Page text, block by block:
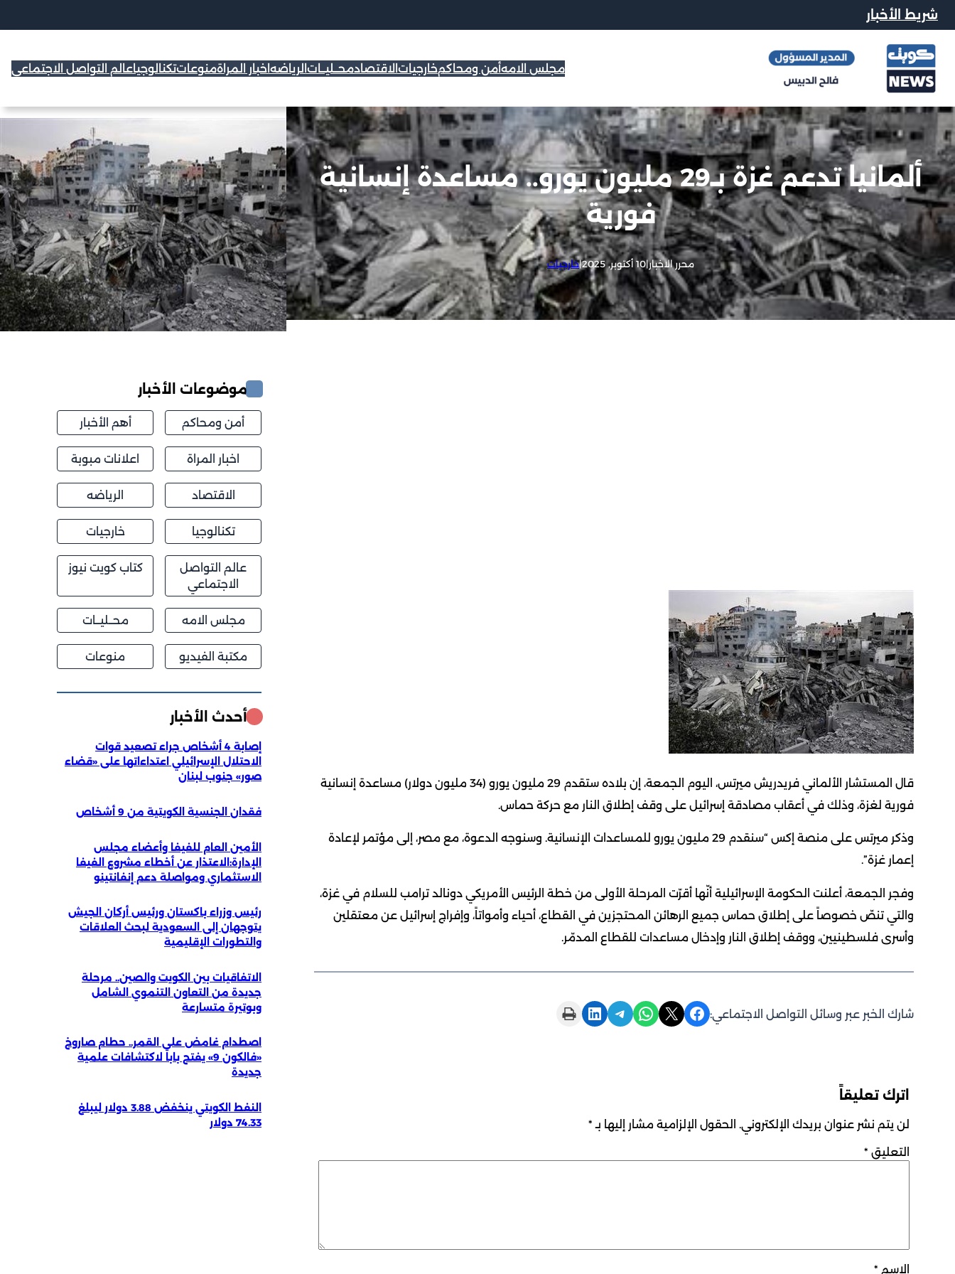
شريط الأخبار
مجلس الامهأمن ومحاكمخارجيات الاقتصادمحــليــات الرياضه اخبار المراةمنوعاتتكنالوجياعالم التواصل الاجتماعي
ألمانيا تدعم غزة بـ29 مليون يورو.. مساعدة إنسانية
فورية
محرر الاخبار|10 أكتوبر, 2025 |خارجيات
قال المستشار الألماني فريدريش ميرتس، اليوم الجمعة، إن بلاده ستقدم 29 مليون يورو (34 مليون دولار) مساعدة إنسانية
فورية لغزة، وذلك في أعقاب مصادقة إسرائيل على وقف إطلاق النار مع حركة حماس.
وذكر ميرتس على منصة إكس “سنقدم 29 مليون يورو للمساعدات الإنسانية. وسنوجه الدعوة، مع مصر، إلى مؤتمر لإعادة
إعمار غزة”.
وفجر الجمعة، أعلنت الحكومة الإسرائيلية أنّها أقرّت المرحلة الأولى من خطة الرئيس الأمريكي دونالد ترامب للسلام في غزة،
والتي تنصّ خصوصاً على إطلاق حماس جميع الرهائن المحتجزين في القطاع، أحياء وأمواتاً، وإفراج إسرائيل عن معتقلين
وأسرى فلسطينيين، ووقف إطلاق النار وإدخال مساعدات للقطاع المدمّر.
شارك الخبر عبر وسائل التواصل الاجتماعي: Share on Facebook
Share on X
Share on WhatsApp
Share on Telegram
Share on LinkedIn
Print this Page
اترك تعليقاً
لن يتم نشر عنوان بريدك الإلكتروني. الحقول الإلزامية مشار إليها بـ *
التعليق *
الاسم *
موضوعات الأخبار
أمن ومحاكم أهم الأخبار
اخبار المراة اعلانات مبوبة
الاقتصاد الرياضه
تكنالوجيا خارجيات
عالم التواصل
الاجتماعي
كتاب كويت نيوز
مجلس الامه محــليــات
مكتبة الفيديو منوعات
أحدث الأخبار
إصابة 4 أشخاص جراء تصعيد قوات
الاحتلال الإسرائيلي اعتداءاتها على «قضاء
صور» جنوب لبنان
فقدان الجنسية الكويتية من 9 أشخاص
الأمين العام للفيفا وأعضاء مجلس
الإدارة:الاعتذار عن أخطاء مشروع الفيفا
الاستثماري ومواصلة دعم إنفانتينو
رئيس وزراء باكستان ورئيس أركان الجيش
يتوجهان إلى السعودية لبحث العلاقات
والتطورات الإقليمية
الاتفاقيات بين الكويت والصين.. مرحلة
جديدة من التعاون التنموي الشامل
وبوتيرة متسارعة
اصطدام غامض على القمر.. حطام صاروخ
«فالكون 9» يفتح باباً لاكتشافات علمية
جديدة
النفط الكويتي ينخفض 3.88 دولار ليبلغ
74.33 دولار